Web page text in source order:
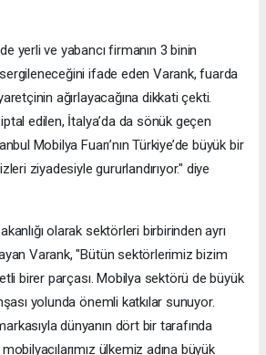
yerli ve yabancı firmanın 3 binin
ifade eden Varank, fuarda
ağırlayacağına dikkati çekti.
edilen, İtalya’da da sönük geçen
Mobilya Fuarı’nın Türkiye’de büyük bir
ziyadesiyle gururlandırıyor." diye
olarak sektörleri birbirinden ayrı
Varank, "Bütün sektörlerimiz bizim
birer parçası. Mobilya sektörü de büyük
yolunda önemli katkılar sunuyor.
dünyanın dört bir tarafında
ülkemiz adına büyük